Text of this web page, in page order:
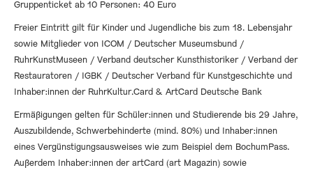
Gruppenticket ab 10 Personen: 40 Euro
Freier Eintritt gilt für Kinder und Jugendliche bis zum 18. Lebensjahr
sowie Mitglieder von ICOM / Deutscher Museumsbund /
RuhrKunstMuseen / Verband deutscher Kunsthistoriker / Verband der
Restauratoren / IGBK / Deutscher Verband für Kunstgeschichte und
Inhaber:innen der RuhrKultur.Card & ArtCard Deutsche Bank
Ermäßigungen gelten für Schüler:innen und Studierende bis 29 Jahre,
Auszubildende, Schwerbehinderte (mind. 80%) und Inhaber:innen
eines Vergünstigungsausweises wie zum Beispiel dem BochumPass.
Außerdem Inhaber:innen der artCard (art Magazin) sowie